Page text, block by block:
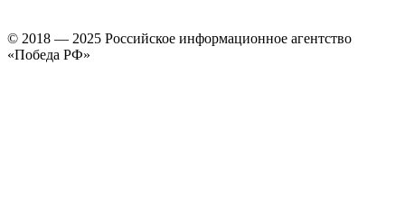
© 2018 — 2025 Российское информационное агентство
«Победа РФ»